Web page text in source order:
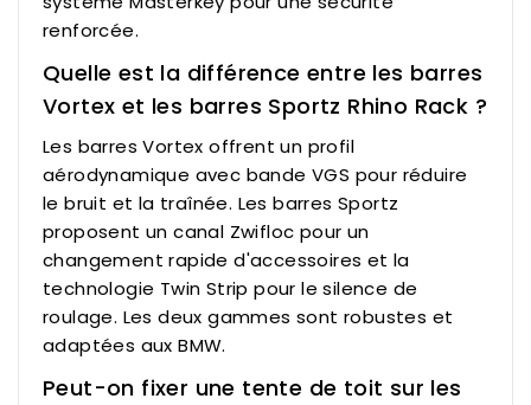
renforcée.
Quelle est la différence entre les barres
Vortex et les barres Sportz Rhino Rack ?
Les barres Vortex offrent un profil
aérodynamique avec bande VGS pour réduire
le bruit et la traînée. Les barres Sportz
proposent un canal Zwifloc pour un
changement rapide d'accessoires et la
technologie Twin Strip pour le silence de
roulage. Les deux gammes sont robustes et
adaptées aux BMW.
Peut-on fixer une tente de toit sur les